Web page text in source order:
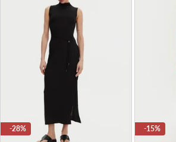
-28% -15%